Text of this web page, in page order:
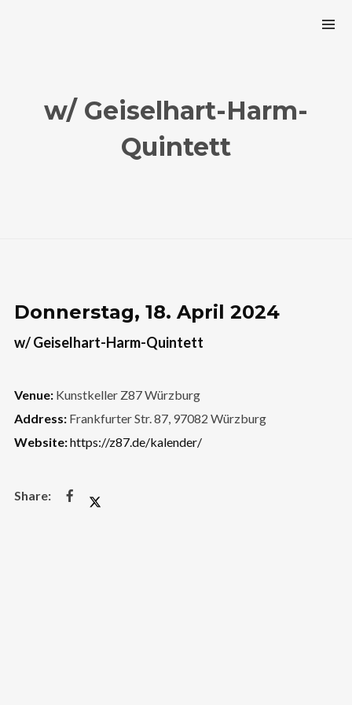
w/ Geiselhart-Harm-
Quintett
Donnerstag, 18. April 2024
w/ Geiselhart-Harm-Quintett
Venue:Kunstkeller Z87 Würzburg
Address:Frankfurter Str. 87, 97082 Würzburg
Website:https://z87.de/kalender/